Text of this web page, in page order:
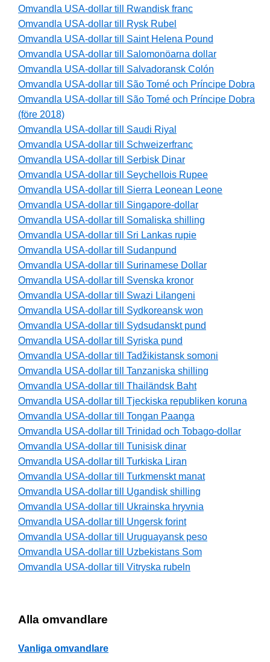
Omvandla USA-dollar till Rwandisk franc
Omvandla USA-dollar till Rysk Rubel
Omvandla USA-dollar till Saint Helena Pound
Omvandla USA-dollar till Salomonöarna dollar
Omvandla USA-dollar till Salvadoransk Colón
Omvandla USA-dollar till São Tomé och Príncipe Dobra
Omvandla USA-dollar till São Tomé och Príncipe Dobra
(före 2018)
Omvandla USA-dollar till Saudi Riyal
Omvandla USA-dollar till Schweizerfranc
Omvandla USA-dollar till Serbisk Dinar
Omvandla USA-dollar till Seychellois Rupee
Omvandla USA-dollar till Sierra Leonean Leone
Omvandla USA-dollar till Singapore-dollar
Omvandla USA-dollar till Somaliska shilling
Omvandla USA-dollar till Sri Lankas rupie
Omvandla USA-dollar till Sudanpund
Omvandla USA-dollar till Surinamese Dollar
Omvandla USA-dollar till Svenska kronor
Omvandla USA-dollar till Swazi Lilangeni
Omvandla USA-dollar till Sydkoreansk won
Omvandla USA-dollar till Sydsudanskt pund
Omvandla USA-dollar till Syriska pund
Omvandla USA-dollar till Tadžikistansk somoni
Omvandla USA-dollar till Tanzaniska shilling
Omvandla USA-dollar till Thailändsk Baht
Omvandla USA-dollar till Tjeckiska republiken koruna
Omvandla USA-dollar till Tongan Paanga
Omvandla USA-dollar till Trinidad och Tobago-dollar
Omvandla USA-dollar till Tunisisk dinar
Omvandla USA-dollar till Turkiska Liran
Omvandla USA-dollar till Turkmenskt manat
Omvandla USA-dollar till Ugandisk shilling
Omvandla USA-dollar till Ukrainska hryvnia
Omvandla USA-dollar till Ungersk forint
Omvandla USA-dollar till Uruguayansk peso
Omvandla USA-dollar till Uzbekistans Som
Omvandla USA-dollar till Vitryska rubeln
Alla omvandlare
Vanliga omvandlare